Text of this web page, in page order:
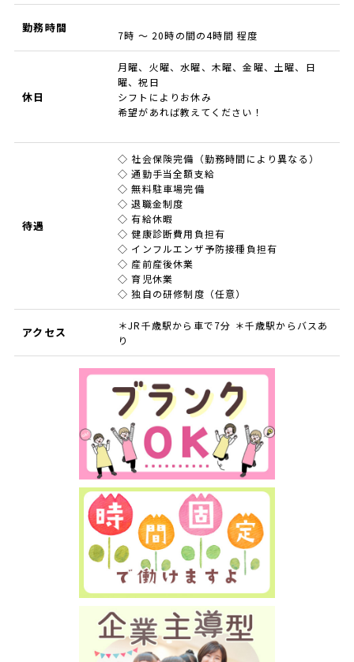
勤務時間
7時 ～ 20時の間の4時間 程度
休日
月曜、火曜、水曜、木曜、金曜、土曜、日
曜、祝日
シフトによりお休み
希望があれば教えてください！
待遇
◇ 社会保険完備（勤務時間により異なる）
◇ 通勤手当全額支給
◇ 無料駐車場完備
◇ 退職金制度
◇ 有給休暇
◇ 健康診断費用負担有
◇ インフルエンザ予防接種負担有
◇ 産前産後休業
◇ 育児休業
◇ 独自の研修制度（任意）
アクセス
＊JR千歳駅から車で7分 ＊千歳駅からバスあ
り